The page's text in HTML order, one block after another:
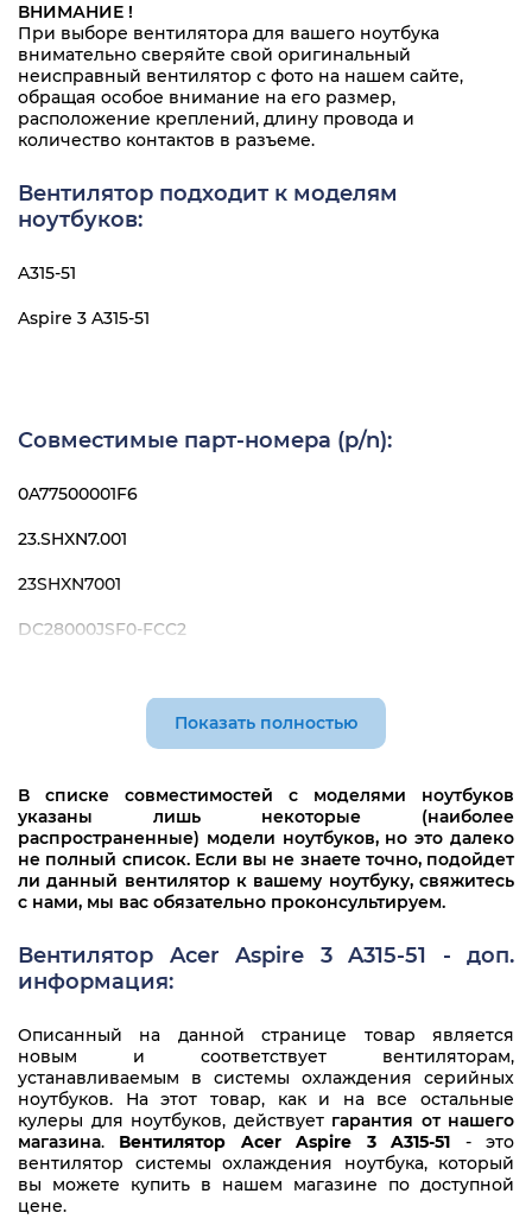
ВНИМАНИЕ !
При выборе вентилятора для вашего ноутбука
внимательно сверяйте свой оригинальный
неисправный вентилятор с фото на нашем сайте,
обращая особое внимание на его размер,
расположение креплений, длину провода и
количество контактов в разъеме.
Вентилятор подходит к моделям
ноутбуков:
A315-51
Aspire 3 A315-51
Совместимые парт-номера (p/n):
0A77500001F6
23.SHXN7.001
23SHXN7001
DC28000JSF0-FCC2
DFS541105FC0T-FJMC
DFS541105FC0T-FJP5
NS85B11-M22
23.K3MN2.001
Показать полностью
В списке совместимостей с моделями ноутбуков
указаны лишь некоторые (наиболее
распространенные) модели ноутбуков, но это далеко
не полный список. Если вы не знаете точно, подойдет
ли данный вентилятор к вашему ноутбуку, свяжитесь
с нами, мы вас обязательно проконсультируем.
Вентилятор Acer Aspire 3 A315-51 - доп.
информация:
Описанный на данной странице товар является
новым и соответствует вентиляторам,
устанавливаемым в системы охлаждения серийных
ноутбуков. На этот товар, как и на все остальные
кулеры для ноутбуков, действует гарантия от нашего
магазина. Вентилятор Acer Aspire 3 A315-51 - это
вентилятор системы охлаждения ноутбука, который
вы можете купить в нашем магазине по доступной
цене.